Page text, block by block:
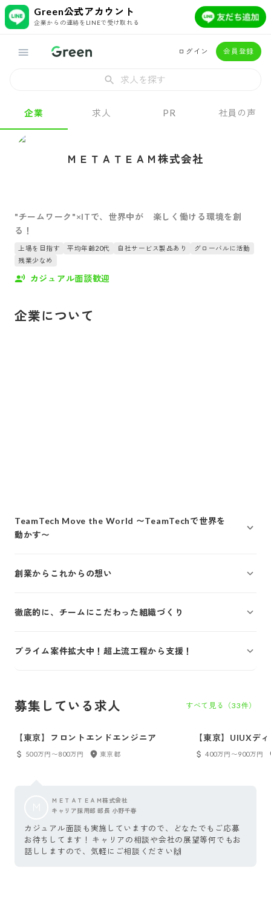
Green公式アカウント
企業からの連絡をLINEで受け取れる
ログイン 会員登録
求人を探す
企業 求人 PR 社員の声
ＭＥＴＡＴＥＡＭ株式会社
"チームワーク"×ITで、世界中が 楽しく働ける環境を創
る！
上場を目指す 平均年齢20代 自社サービス製品あり
グローバルに活動
残業少なめ
カジュアル面談歓迎
企業について
TeamTech Move the World 〜TeamTechで世界を
動かす〜
創業からこれからの想い
徹底的に、チームにこだわった組織づくり
プライム案件拡大中！超上流工程から支援！
募集している求人 すべて見る（33件）
【東京】フロントエンドエンジニア
500万円〜800万円 東京都
【東京】UIUXデ
400万円〜900万円
ＭＥＴＡＴＥＡＭ株式会社
キャリア採用部 部長 小野千春
カジュアル面談も実施していますので、どなたでもご応募
お待ちしてます！ キャリアの相談や会社の展望等何でもお
話ししますので、気軽にご相談ください🙌